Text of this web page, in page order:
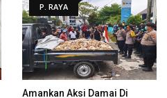
P. RAYA
Amankan Aksi Damai Di